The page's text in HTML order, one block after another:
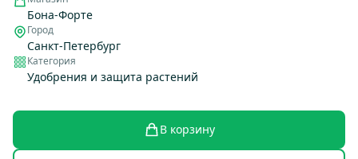
Бона-Форте
Город
Санкт-Петербург
Категория
Удобрения и защита растений
В корзину